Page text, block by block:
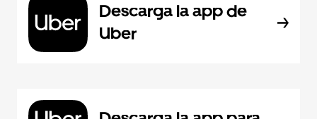
Descarga la app de
Uber